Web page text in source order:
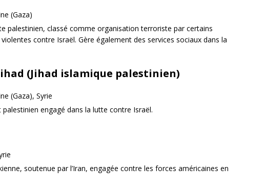
(Gaza)
palestinien, classé comme organisation terroriste par certains
contre Israël. Gère également des services sociaux dans la
(Jihad islamique palestinien)
(Gaza), Syrie
engagé dans la lutte contre Israël.
soutenue par l’Iran, engagée contre les forces américaines en